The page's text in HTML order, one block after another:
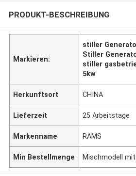
PRODUKT-BESCHREIBUNG
Markieren:
stiller
Stiller
stiller
5kw
Herkunftsort CHINA
Lieferzeit 25 Arbeitstage
Markenname RAMS
Min Bestellmenge Mischmodell